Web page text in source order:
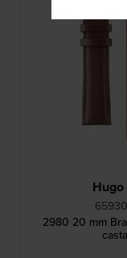
2980 20 mm